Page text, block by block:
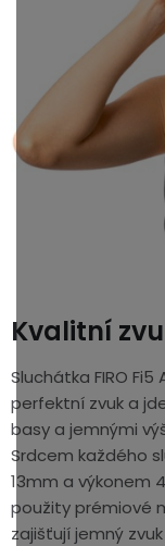
Kvalitní
Sluchátka FIRO
perfektní zvuk a
basy a jemnými
Srdcem každého
13mm a výkonem
použity prémiové
zajišťují jemný